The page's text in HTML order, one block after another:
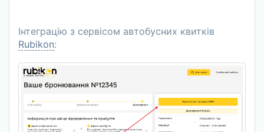
Інтеграцію з сервісом автобусних квитків
Rubikon: